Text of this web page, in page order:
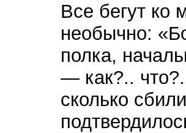
Все бегут ко
необычно:
полка,
— как?..
сколько